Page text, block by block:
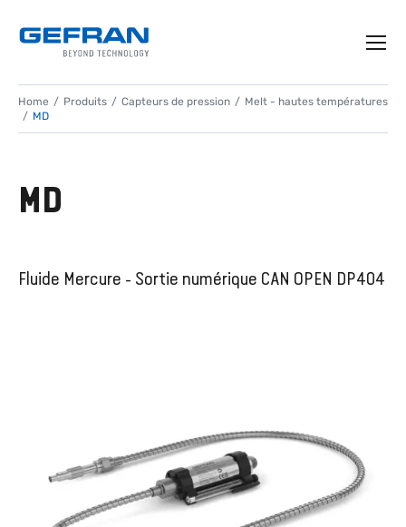
Home Produits Capteurs de pression
Melt - hautes températures
MD
MD
Fluide Mercure - Sortie numérique CAN OPEN DP404